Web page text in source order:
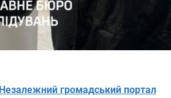
Незалежний громадський портал